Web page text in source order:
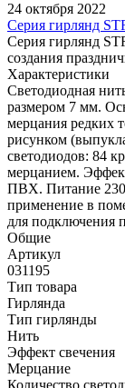
24 октября 2022
Серия гирлянд
Серия гирлянд
создания
Характеристики
Светодиодная
размером 7 мм.
мерцания редких
рисунком
светодиодов: 84
мерцанием.
ПВХ. Питание
применение в
для подключения
Общие
Артикул
031195
Тип товара
Гирлянда
Тип гирлянды
Нить
Эффект свечения
Мерцание